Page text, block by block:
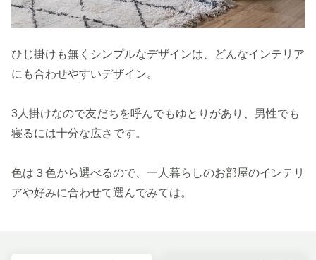
ひじ掛けも無くシンプルなデザインは、どんなインテリア
にも合わせやすいデザイン。
3人掛けなので友だちを呼んでもゆとりがあり、男性でも
寝るには十分な広さです。
色は３色から選べるので、一人暮らしのお部屋のインテリ
アや好みに合わせて選んでみては。